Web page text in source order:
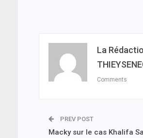
La
Comments
PREV POST
Macky sur le cas Khalifa